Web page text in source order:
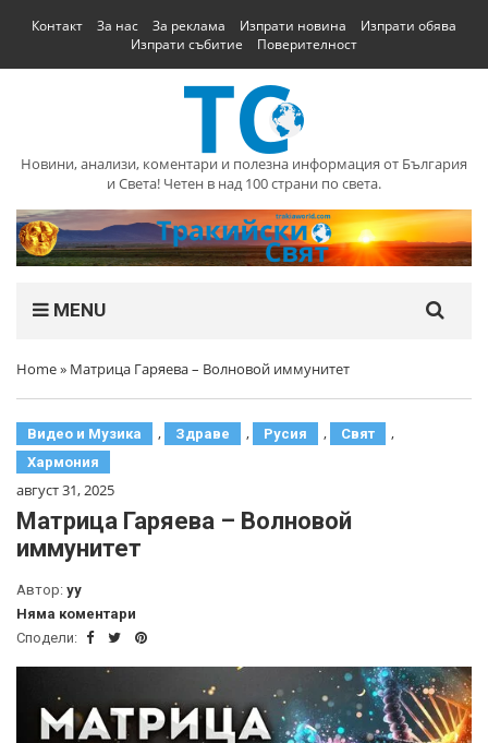
Контакт За нас За реклама Изпрати новина
Изпрати обява
Изпрати събитие
Поверителност
Новини, анализи, коментари и полезна информация от България
и Света! Четен в над 100 страни по света.
MENU
Home» Матрица Гаряева – Волновой иммунитет
Видео и Музика , Здраве , Русия , Свят ,
Хармония
август 31, 2025
Матрица Гаряева – Волновой
иммунитет
Автор: yy
Няма коментари
Сподели: